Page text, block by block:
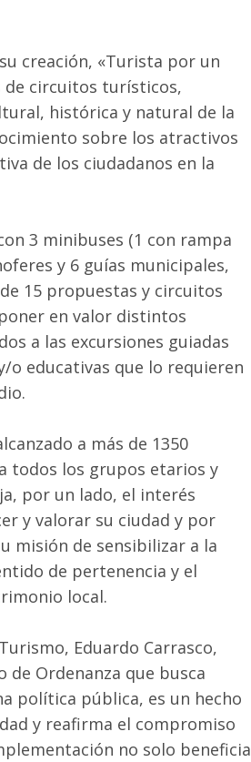
creación, «Turista por un
de circuitos turísticos,
histórica y natural de la
sobre los atractivos
de los ciudadanos en la
3 minibuses (1 con rampa
y 6 guías municipales,
15 propuestas y circuitos
en valor distintos
a las excursiones guiadas
o educativas que lo requieren
a más de 1350
todos los grupos etarios y
por un lado, el interés
y valorar su ciudad y por
misión de sensibilizar a la
de pertenencia y el
local.
Eduardo Carrasco,
de Ordenanza que busca
política pública, es un hecho
y reafirma el compromiso
no solo beneficia